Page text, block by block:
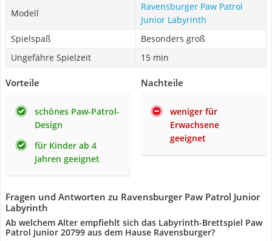
Modell
Ravensburger Paw Patrol
Junior Labyrinth
Spielspaß
Besonders groß
Ungefähre Spielzeit
15 min
Vorteile
schönes Paw-Patrol-
Design
für Kinder ab 4
Jahren geeignet
Nachteile
weniger für
Erwachsene
geeignet
Fragen und Antworten zu Ravensburger Paw Patrol Junior
Labyrinth
Ab welchem Alter empfiehlt sich das Labyrinth-Brettspiel Paw
Patrol Junior 20799 aus dem Hause Ravensburger?